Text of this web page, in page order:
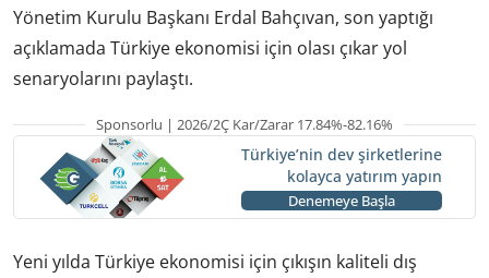
Yönetim Kurulu Başkanı Erdal Bahçıvan, son yaptığı
açıklamada Türkiye ekonomisi için olası çıkar yol
senaryolarını paylaştı.
Sponsorlu | 2026/2Ç Kar/Zarar 17.84%-82.16%
Türkiye’nin dev şirketlerine
kolayca yatırım yapın
Denemeye Başla
Yeni yılda Türkiye ekonomisi için çıkışın kaliteli dış